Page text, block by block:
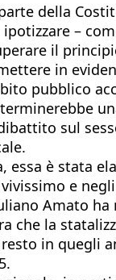
della
ipotizzare –
il
in
pubblico
sul
essa è stata
e
Amato
che la
in quegli